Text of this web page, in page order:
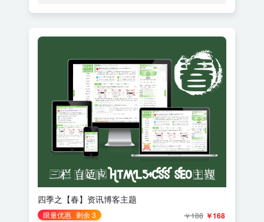
四季之【春】资讯博客主题
限量优惠 剩余 3 ￥168
￥188